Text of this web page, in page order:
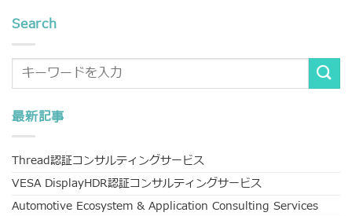
Search
最新記事
Thread認証コンサルティングサービス
VESA DisplayHDR認証コンサルティングサービス
Automotive Ecosystem & Application Consulting Services